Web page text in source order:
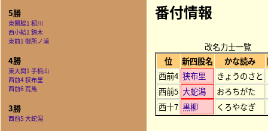
5勝
東関脇1 稲川
西小結1 錦木
東前1 御所ノ浦
4勝
東大関1 手柄山
西前4 狭布里
西前6 荒馬
3勝
西前5 大蛇潟
番付情報
改名力士一覧
位
新四股名 かな読み
西前4 狭布里
きょうのさと
西前5 大蛇潟
おろちがた
西十7 黒柳 くろやなぎ